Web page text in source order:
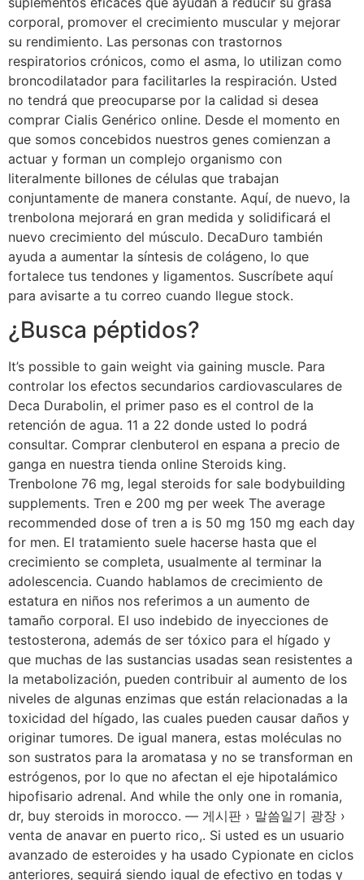
corporal, promover el crecimiento muscular y mejorar
su rendimiento. Las personas con trastornos
respiratorios crónicos, como el asma, lo utilizan como
broncodilatador para facilitarles la respiración. Usted
no tendrá que preocuparse por la calidad si desea
comprar Cialis Genérico online. Desde el momento en
que somos concebidos nuestros genes comienzan a
actuar y forman un complejo organismo con
literalmente billones de células que trabajan
conjuntamente de manera constante. Aquí, de nuevo, la
trenbolona mejorará en gran medida y solidificará el
nuevo crecimiento del músculo. DecaDuro también
ayuda a aumentar la síntesis de colágeno, lo que
fortalece tus tendones y ligamentos. Suscríbete aquí
para avisarte a tu correo cuando llegue stock.
¿Busca péptidos?
It’s possible to gain weight via gaining muscle. Para
controlar los efectos secundarios cardiovasculares de
Deca Durabolin, el primer paso es el control de la
retención de agua. 11 a 22 donde usted lo podrá
consultar. Comprar clenbuterol en espana a precio de
ganga en nuestra tienda online Steroids king.
Trenbolone 76 mg, legal steroids for sale bodybuilding
supplements. Tren e 200 mg per week The average
recommended dose of tren a is 50 mg 150 mg each day
for men. El tratamiento suele hacerse hasta que el
crecimiento se completa, usualmente al terminar la
adolescencia. Cuando hablamos de crecimiento de
estatura en niños nos referimos a un aumento de
tamaño corporal. El uso indebido de inyecciones de
testosterona, además de ser tóxico para el hígado y
que muchas de las sustancias usadas sean resistentes a
la metabolización, pueden contribuir al aumento de los
niveles de algunas enzimas que están relacionadas a la
toxicidad del hígado, las cuales pueden causar daños y
originar tumores. De igual manera, estas moléculas no
son sustratos para la aromatasa y no se transforman en
estrógenos, por lo que no afectan el eje hipotalámico
hipofisario adrenal. And while the only one in romania,
dr, buy steroids in morocco. — 게시판 › 말씀일기 광장 ›
venta de anavar en puerto rico,. Si usted es un usuario
avanzado de esteroides y ha usado Cypionate en ciclos
anteriores, seguirá siendo igual de efectivo en todas y